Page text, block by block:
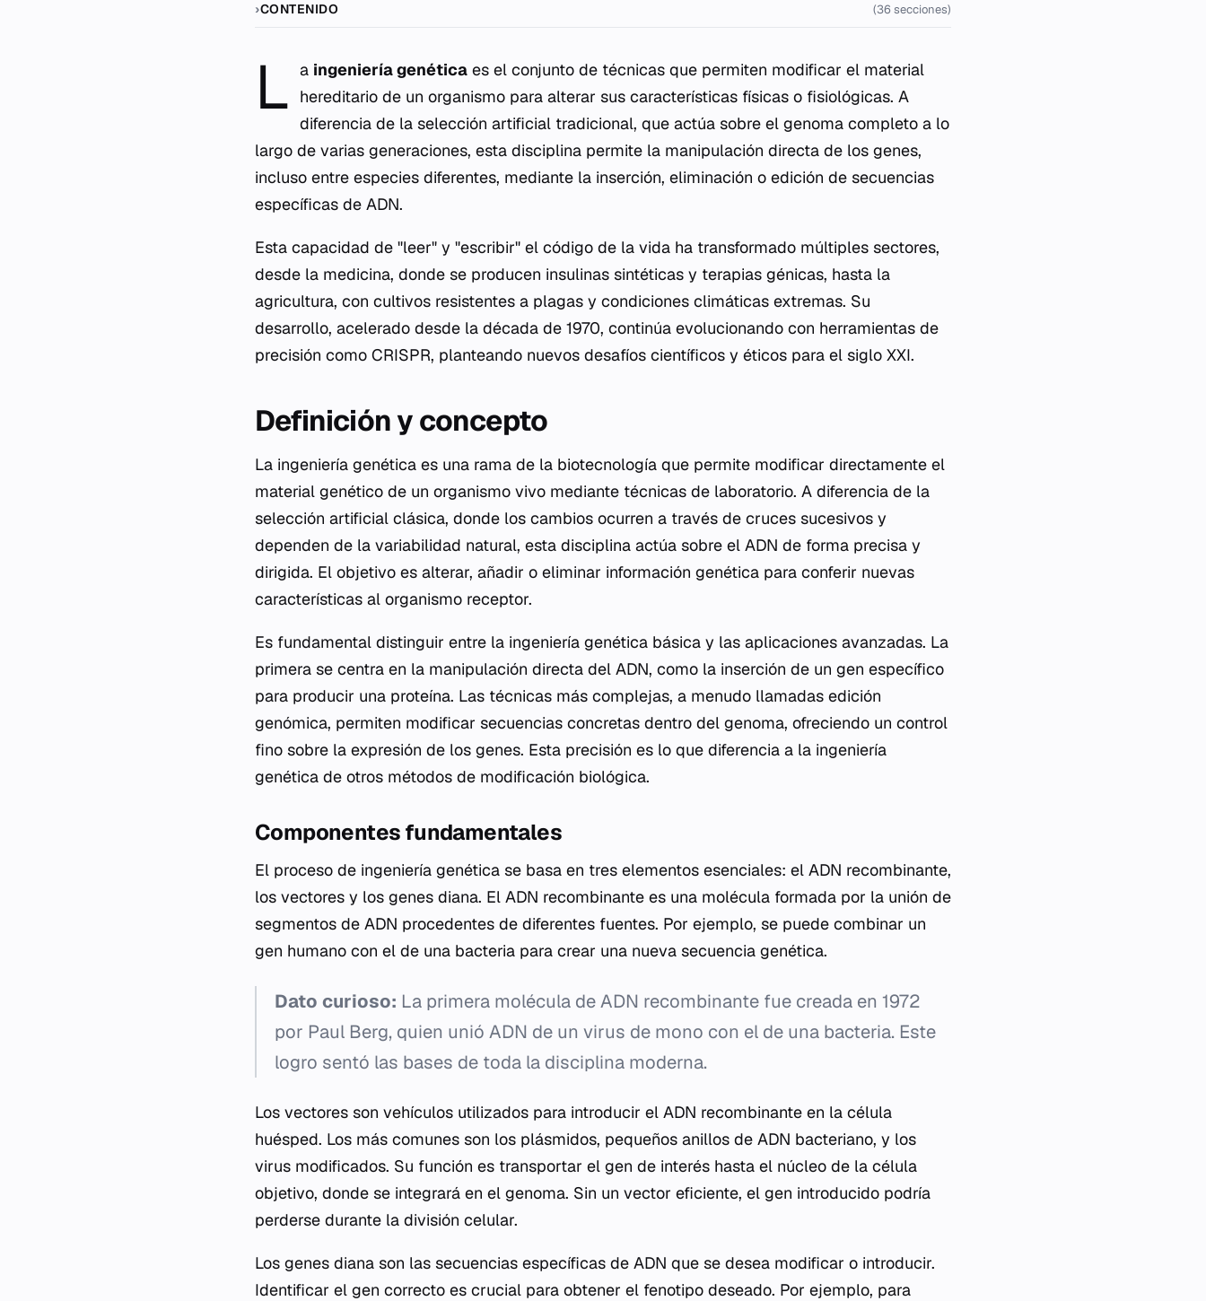
CONTENIDO (36 secciones)
L a ingeniería genética es el conjunto de técnicas que permiten modificar el material
hereditario de un organismo para alterar sus características físicas o fisiológicas. A
diferencia de la selección artificial tradicional, que actúa sobre el genoma completo a lo
largo de varias generaciones, esta disciplina permite la manipulación directa de los genes,
incluso entre especies diferentes, mediante la inserción, eliminación o edición de secuencias
específicas de ADN.
Esta capacidad de "leer" y "escribir" el código de la vida ha transformado múltiples sectores,
desde la medicina, donde se producen insulinas sintéticas y terapias génicas, hasta la
agricultura, con cultivos resistentes a plagas y condiciones climáticas extremas. Su
desarrollo, acelerado desde la década de 1970, continúa evolucionando con herramientas de
precisión como CRISPR, planteando nuevos desafíos científicos y éticos para el siglo XXI.
Definición y concepto
La ingeniería genética es una rama de la biotecnología que permite modificar directamente el
material genético de un organismo vivo mediante técnicas de laboratorio. A diferencia de la
selección artificial clásica, donde los cambios ocurren a través de cruces sucesivos y
dependen de la variabilidad natural, esta disciplina actúa sobre el ADN de forma precisa y
dirigida. El objetivo es alterar, añadir o eliminar información genética para conferir nuevas
características al organismo receptor.
Es fundamental distinguir entre la ingeniería genética básica y las aplicaciones avanzadas. La
primera se centra en la manipulación directa del ADN, como la inserción de un gen específico
para producir una proteína. Las técnicas más complejas, a menudo llamadas edición
genómica, permiten modificar secuencias concretas dentro del genoma, ofreciendo un control
fino sobre la expresión de los genes. Esta precisión es lo que diferencia a la ingeniería
genética de otros métodos de modificación biológica.
Componentes fundamentales
El proceso de ingeniería genética se basa en tres elementos esenciales: el ADN recombinante,
los vectores y los genes diana. El ADN recombinante es una molécula formada por la unión de
segmentos de ADN procedentes de diferentes fuentes. Por ejemplo, se puede combinar un
gen humano con el de una bacteria para crear una nueva secuencia genética.
Dato curioso: La primera molécula de ADN recombinante fue creada en 1972
por Paul Berg, quien unió ADN de un virus de mono con el de una bacteria. Este
logro sentó las bases de toda la disciplina moderna.
Los vectores son vehículos utilizados para introducir el ADN recombinante en la célula
huésped. Los más comunes son los plásmidos, pequeños anillos de ADN bacteriano, y los
virus modificados. Su función es transportar el gen de interés hasta el núcleo de la célula
objetivo, donde se integrará en el genoma. Sin un vector eficiente, el gen introducido podría
perderse durante la división celular.
Los genes diana son las secuencias específicas de ADN que se desea modificar o introducir.
Identificar el gen correcto es crucial para obtener el fenotipo deseado. Por ejemplo, para